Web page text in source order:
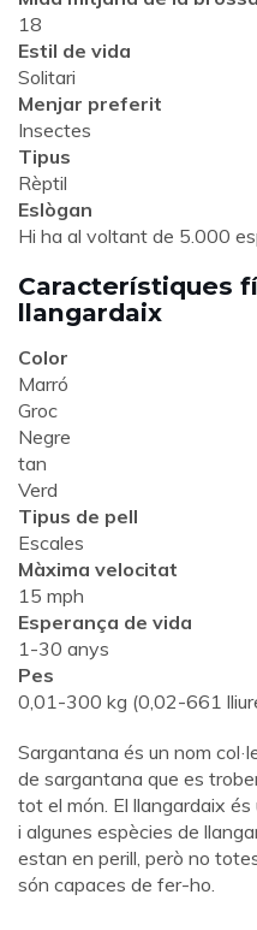
18
Estil de vida
Solitari
Menjar preferit
Insectes
Tipus
Rèptil
Eslògan
Hi ha al voltant de 5.000
Característiques
llangardaix
Color
Marró
Groc
Negre
tan
Verd
Tipus de pell
Escales
Màxima velocitat
15 mph
Esperança de vida
1-30 anys
Pes
0,01-300 kg (0,02-661
Sargantana és un nom
de sargantana que es
tot el món. El llangardaix
i algunes espècies de
estan en perill, però no
són capaces de fer-ho.